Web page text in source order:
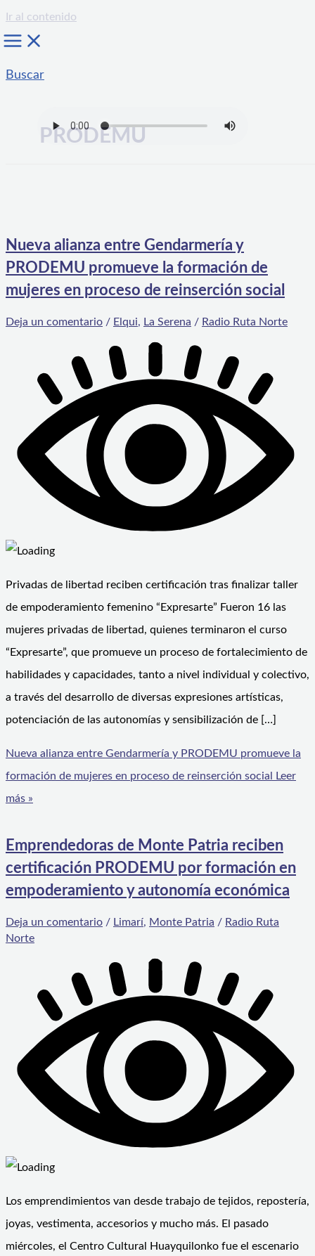
Ir al contenido
Buscar
PRODEMU
Nueva alianza entre Gendarmería y
PRODEMU promueve la formación de
mujeres en proceso de reinserción social
Deja un comentario / Elqui, La Serena / Radio Ruta Norte
Privadas de libertad reciben certificación tras finalizar taller
de empoderamiento femenino “Expresarte” Fueron 16 las
mujeres privadas de libertad, quienes terminaron el curso
“Expresarte”, que promueve un proceso de fortalecimiento de
habilidades y capacidades, tanto a nivel individual y colectivo,
a través del desarrollo de diversas expresiones artísticas,
potenciación de las autonomías y sensibilización de […]
Nueva alianza entre Gendarmería y PRODEMU promueve la
formación de mujeres en proceso de reinserción social
Leer
más »
Emprendedoras de Monte Patria reciben
certificación PRODEMU por formación en
empoderamiento y autonomía económica
Deja un comentario / Limarí, Monte Patria / Radio Ruta
Norte
Los emprendimientos van desde trabajo de tejidos, repostería,
joyas, vestimenta, accesorios y mucho más. El pasado
miércoles, el Centro Cultural Huayquilonko fue el escenario